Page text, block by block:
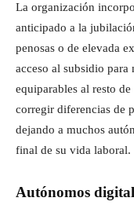
La organización
anticipado a la
penosas o de elevada
acceso al subsidio para
equiparables al resto
corregir diferencias de
dejando a muchos
final de su vida laboral.
Autónomos